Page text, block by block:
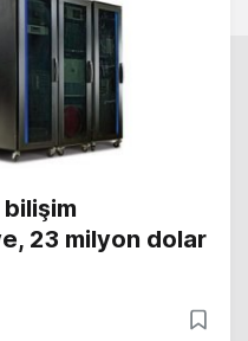
bilişim
23 milyon dolar